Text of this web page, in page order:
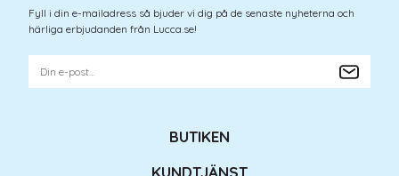
Fyll i din e-mailadress så bjuder vi dig på de senaste nyheterna och
härliga erbjudanden från Lucca.se!
BUTIKEN
KUNDTJÄNST